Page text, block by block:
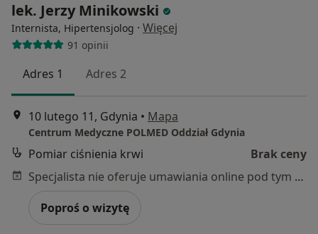
lek. Jerzy Minikowski
Internista, Hipertensjolog · Więcej
91 opinii
Adres 1 Adres 2
10 lutego 11, Gdynia • Mapa
Centrum Medyczne POLMED Oddział Gdynia
Pomiar ciśnienia krwi
Brak ceny
Specjalista nie oferuje umawiania online pod tym adresem.
Poproś o wizytę